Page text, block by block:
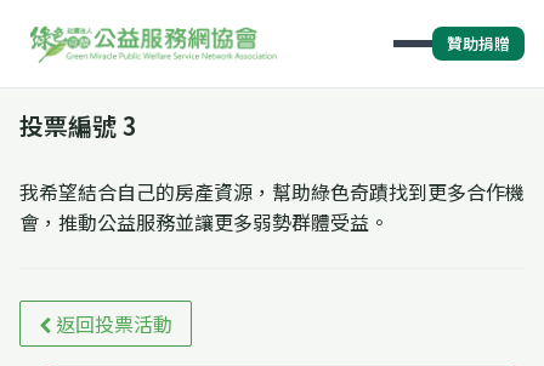
贊助捐贈
投票編號 3
我希望結合自己的房產資源，幫助綠色奇蹟找到更多合作機
會，推動公益服務並讓更多弱勢群體受益。
返回投票活動